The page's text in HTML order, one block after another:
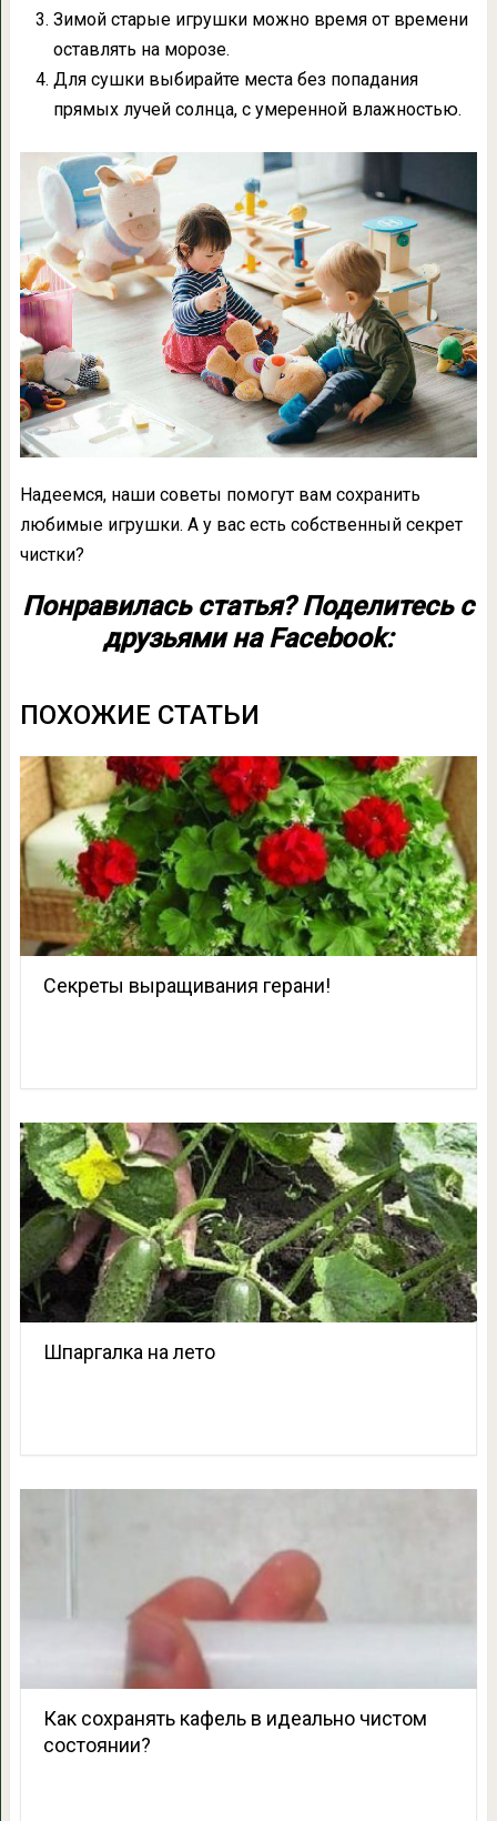
Зимой старые игрушки можно время от времени
оставлять на морозе.
Для сушки выбирайте места без попадания
прямых лучей солнца, с умеренной влажностью.
Надеемся, наши советы помогут вам сохранить
любимые игрушки. А у вас есть собственный секрет
чистки?
Понравилась статья? Поделитесь с
друзьями на Facebook:
ПОХОЖИЕ СТАТЬИ
Секреты выращивания герани!
Шпаргалка на лето
Как сохранять кафель в идеально чистом
состоянии?